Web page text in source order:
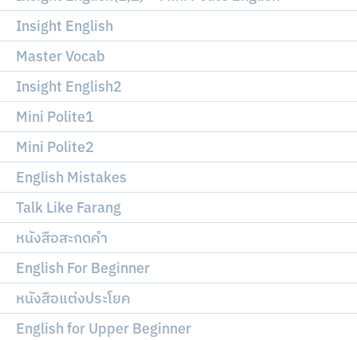
Insight English
Master Vocab
Insight English2
Mini Polite1
Mini Polite2
English Mistakes
Talk Like Farang
หนังสือสะกดคำ
English For Beginner
หนังสือแต่งประโยค
English for Upper Beginner